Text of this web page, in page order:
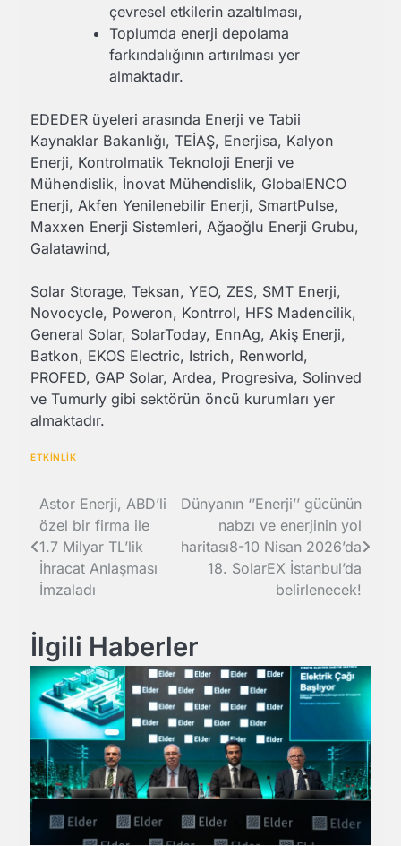
çevresel etkilerin azaltılması,
Toplumda enerji depolama
farkındalığının artırılması yer
almaktadır.
EDEDER üyeleri arasında Enerji ve Tabii
Kaynaklar Bakanlığı, TEİAŞ, Enerjisa, Kalyon
Enerji, Kontrolmatik Teknoloji Enerji ve
Mühendislik, İnovat Mühendislik, GlobalENCO
Enerji, Akfen Yenilenebilir Enerji, SmartPulse,
Maxxen Enerji Sistemleri, Ağaoğlu Enerji Grubu,
Galatawind,
Solar Storage, Teksan, YEO, ZES, SMT Enerji,
Novocycle, Poweron, Kontrrol, HFS Madencilik,
General Solar, SolarToday, EnnAg, Akiş Enerji,
Batkon, EKOS Electric, Istrich, Renworld,
PROFED, GAP Solar, Ardea, Progresiva, Solinved
ve Tumurly gibi sektörün öncü kurumları yer
almaktadır.
ETKİNLİK
Yazı
gezinmesi
Astor Enerji, ABD’li
özel bir firma ile
1.7 Milyar TL’lik
İhracat Anlaşması
İmzaladı
Dünyanın ‘’Enerji’’ gücünün
nabzı ve enerjinin yol
haritası8-10 Nisan 2026’da
18. SolarEX İstanbul’da
belirlenecek!
İlgili Haberler